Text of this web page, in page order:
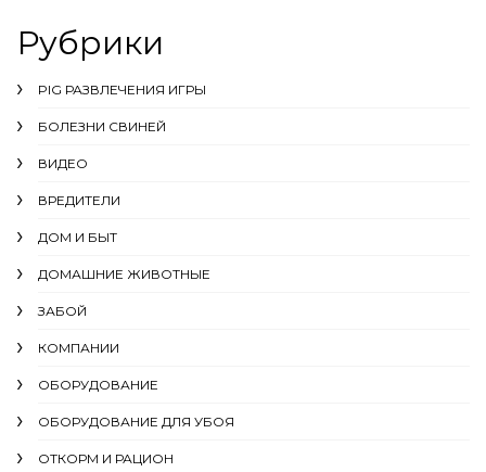
Рубрики
PIG РАЗВЛЕЧЕНИЯ ИГРЫ
БОЛЕЗНИ СВИНЕЙ
ВИДЕО
ВРЕДИТЕЛИ
ДОМ И БЫТ
ДОМАШНИЕ ЖИВОТНЫЕ
ЗАБОЙ
КОМПАНИИ
ОБОРУДОВАНИЕ
ОБОРУДОВАНИЕ ДЛЯ УБОЯ
ОТКОРМ И РАЦИОН